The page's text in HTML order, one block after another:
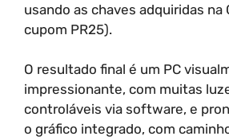
usando as chaves adquiridas na
cupom PR25).
O resultado final é um PC
impressionante, com muitas
controláveis via software, e
o gráfico integrado, com